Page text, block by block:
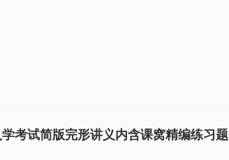
考试简版完形讲义内含课窝精编练习题